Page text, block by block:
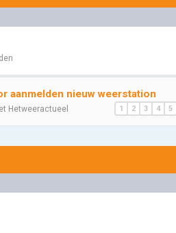
aanmelden nieuw weerstation
1 2 3 4 5
Hetweeractueel